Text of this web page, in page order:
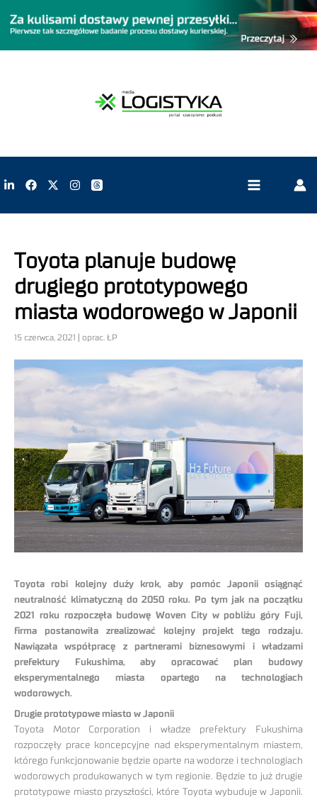
Toyota planuje budowę
drugiego prototypowego
miasta wodorowego w Japonii
15 czerwca, 2021 | oprac. ŁP
Toyota robi kolejny duży krok, aby pomóc Japonii osiągnąć
neutralność klimatyczną do 2050 roku. Po tym jak na początku
2021 roku rozpoczęła budowę Woven City w pobliżu góry Fuji,
firma postanowiła zrealizować kolejny projekt tego rodzaju.
Nawiązała współpracę z partnerami biznesowymi i władzami
prefektury Fukushima, aby opracować plan budowy
eksperymentalnego miasta opartego na technologiach
wodorowych.
Drugie prototypowe miasto w Japonii
Toyota Motor Corporation i władze prefektury Fukushima
rozpoczęły prace koncepcyjne nad eksperymentalnym miastem,
którego funkcjonowanie będzie oparte na wodorze i technologiach
wodorowych produkowanych w tym regionie. Będzie to już drugie
prototypowe miasto przyszłości, które Toyota wybuduje w Japonii.